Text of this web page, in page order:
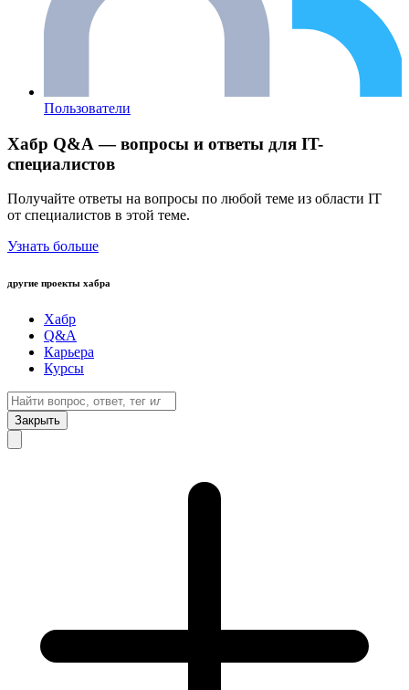
Пользователи
Хабр Q&A — вопросы и ответы для IT-
специалистов
Получайте ответы на вопросы по любой теме из области IT
от специалистов в этой теме.
Узнать больше
другие проекты хабра
Хабр
Q&A
Карьера
Курсы
Закрыть